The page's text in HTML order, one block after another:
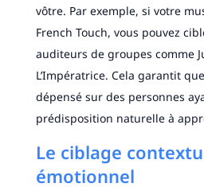
vôtre. Par exemple, si votre
French Touch, vous pouvez
auditeurs de groupes comme
L’Impératrice. Cela garantit
dépensé sur des personnes
prédisposition naturelle à
Le ciblage
émotionnel